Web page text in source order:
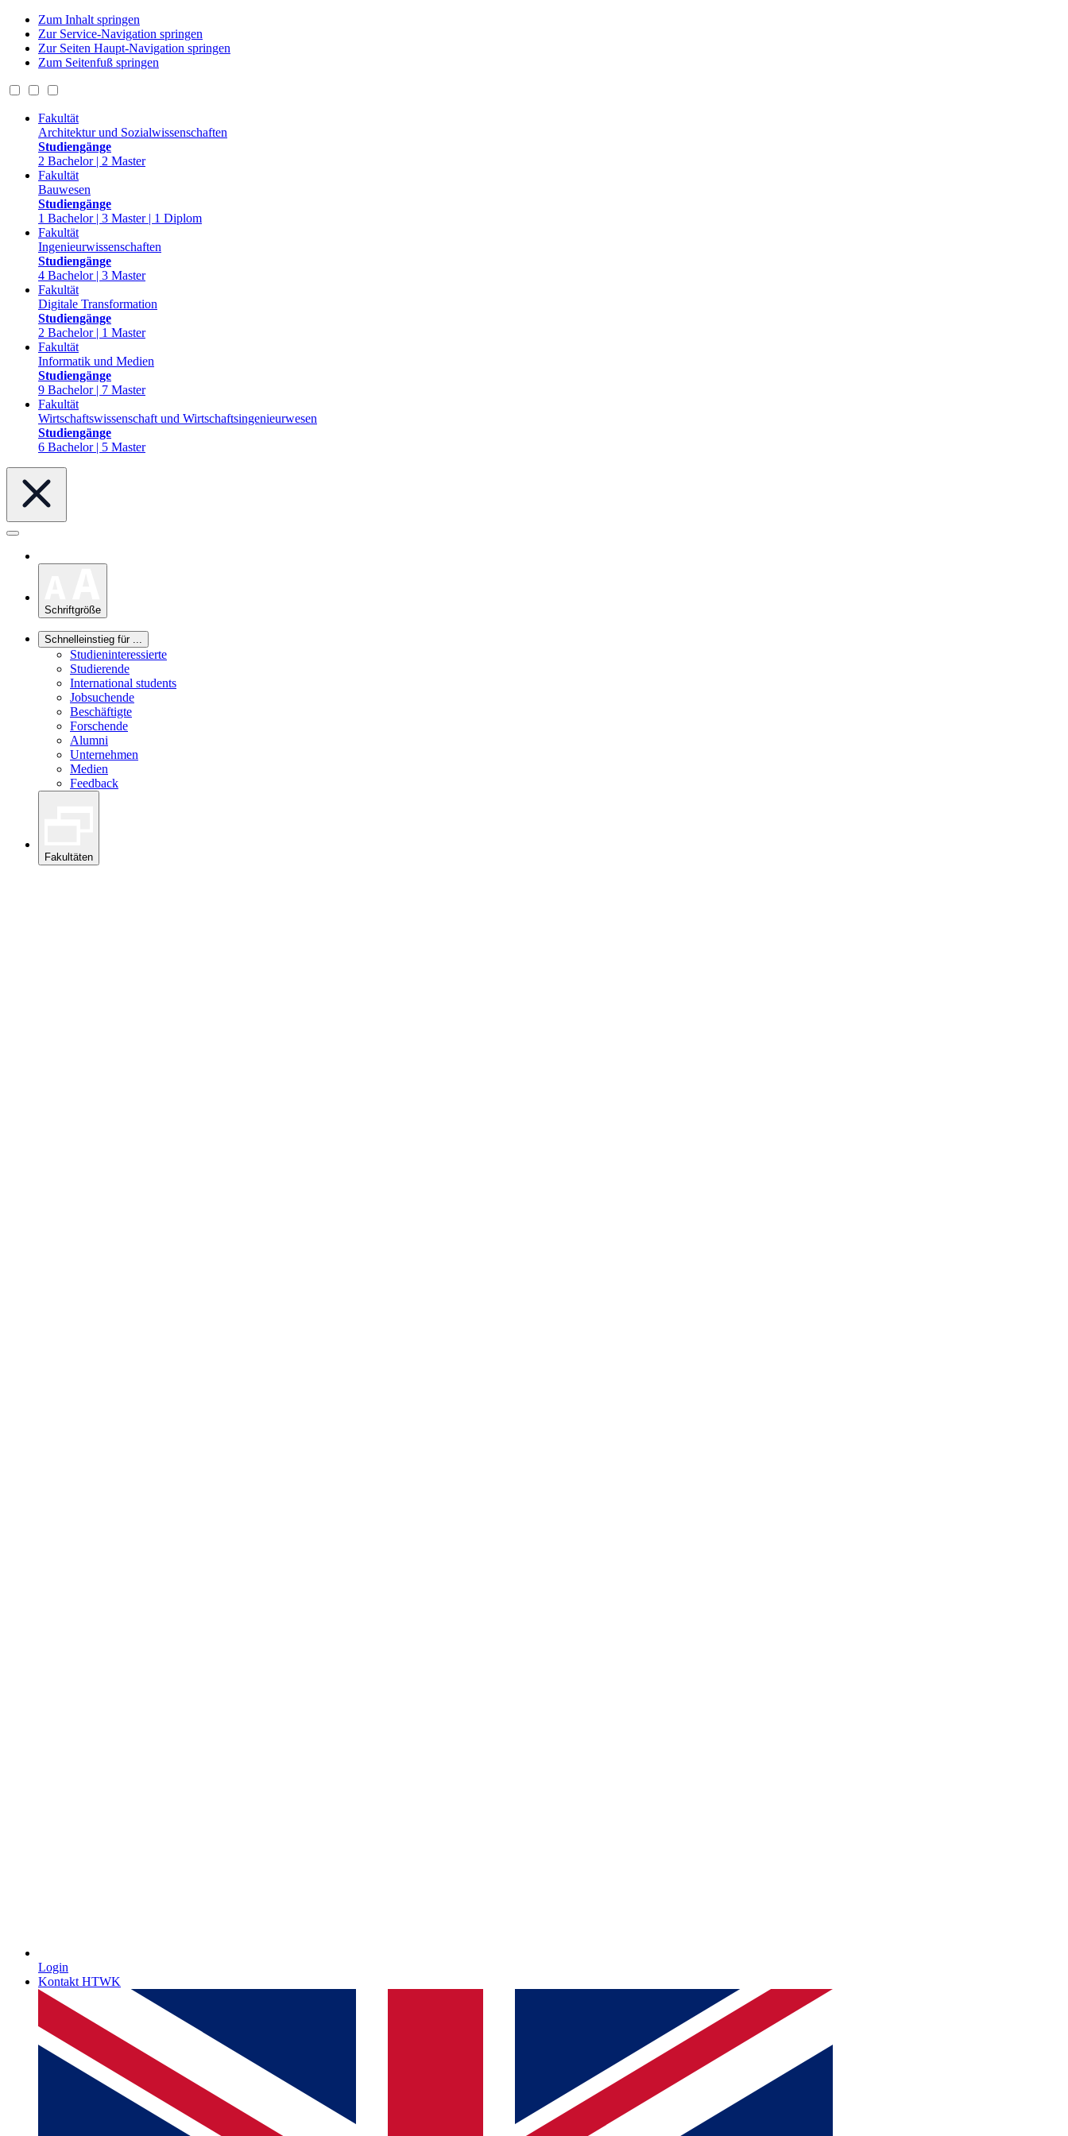
Zum Inhalt springen
Zur Service-Navigation springen
Zur Seiten Haupt-Navigation springen
Zum Seitenfuß springen
Fakultät
Architektur und Sozialwissenschaften
Studiengänge
2 Bachelor | 2 Master
Fakultät
Bauwesen
Studiengänge
1 Bachelor | 3 Master | 1 Diplom
Fakultät
Ingenieurwissenschaften
Studiengänge
4 Bachelor | 3 Master
Fakultät
Digitale Transformation
Studiengänge
2 Bachelor | 1 Master
Fakultät
Informatik und Medien
Studiengänge
9 Bachelor | 7 Master
Fakultät
Wirtschaftswissenschaft und Wirtschaftsingenieurwesen
Studiengänge
6 Bachelor | 5 Master
Schriftgröße
Schnelleinstieg für ...
Studieninteressierte
Studierende
International students
Jobsuchende
Beschäftigte
Forschende
Alumni
Unternehmen
Medien
Feedback
Fakultäten
Login
Kontakt HTWK